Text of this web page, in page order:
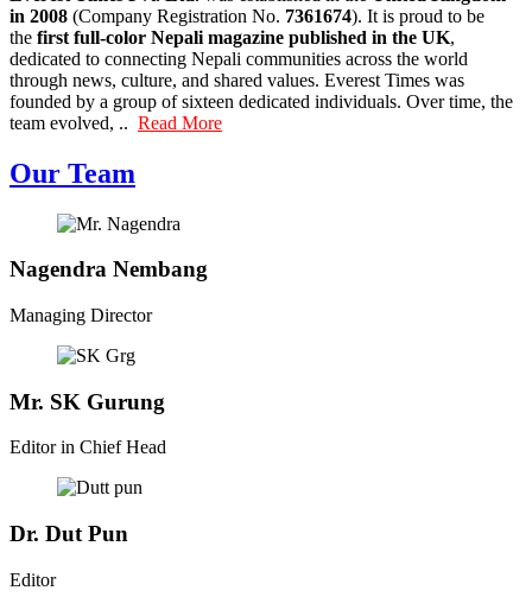
in 2008 (Company Registration No. 7361674). It is proud to be
the first full-color Nepali magazine published in the UK,
dedicated to connecting Nepali communities across the world
through news, culture, and shared values. Everest Times was
founded by a group of sixteen dedicated individuals. Over time, the
team evolved, .. Read More
Our Team
Nagendra Nembang
Managing Director
Mr. SK Gurung
Editor in Chief Head
Dr. Dut Pun
Editor